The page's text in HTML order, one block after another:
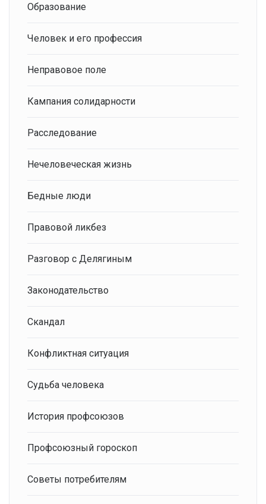
Образование
Человек и его профессия
Неправовое поле
Кампания солидарности
Расследование
Нечеловеческая жизнь
Бедные люди
Правовой ликбез
Разговор с Делягиным
Законодательство
Скандал
Конфликтная ситуация
Судьба человека
История профсоюзов
Профсоюзный гороскоп
Советы потребителям